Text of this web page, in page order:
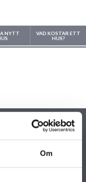
Om
NYTT
VAD KOSTAR ETT
HUS?
hus?